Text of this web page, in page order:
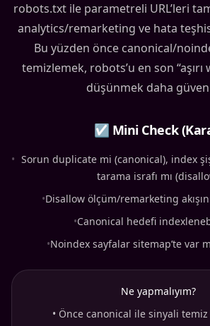
robots.txt ile parametreli URL’leri
analytics/remarketing ve hata
Bu yüzden önce canonical/
temizlemek, robots’u en son “aşırı
düşünmek daha
☑ Mini Check
• Sorun duplicate mi (canonical), index
tarama israfı mı
•Disallow ölçüm/remarketing
•Canonical hedefi
•Noindex sayfalar sitemap’te var
Ne yapmalıyım?
• Önce canonical ile sinyali temiz